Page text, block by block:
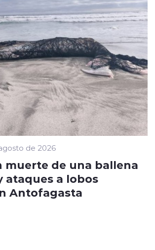
de 2026
muerte de una ballena
ataques a lobos
Antofagasta